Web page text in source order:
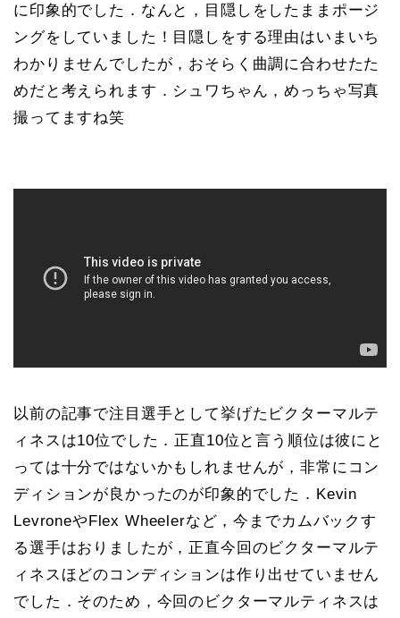
に印象的でした．なんと，目隠しをしたままポージ
ングをしていました！目隠しをする理由はいまいち
わかりませんでしたが，おそらく曲調に合わせたた
めだと考えられます．シュワちゃん，めっちゃ写真
撮ってますね笑
以前の記事で注目選手として挙げたビクターマルテ
ィネスは10位でした．正直10位と言う順位は彼にと
っては十分ではないかもしれませんが，非常にコン
ディションが良かったのが印象的でした．Kevin
LevroneやFlex Wheelerなど，今までカムバックす
る選手はおりましたが，正直今回のビクターマルテ
ィネスほどのコンディションは作り出せていません
でした．そのため，今回のビクターマルティネスは